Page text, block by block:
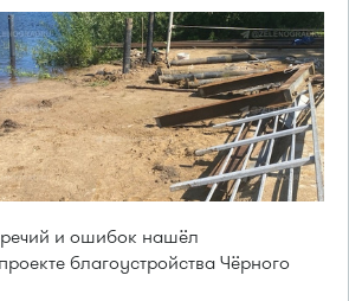
и ошибок нашёл
благоустройства Чёрного